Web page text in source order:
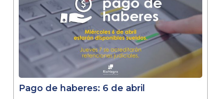
Pago de haberes: 6 de abril